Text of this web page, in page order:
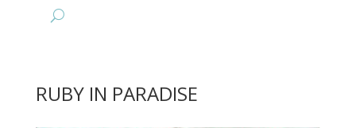
RUBY IN PARADISE